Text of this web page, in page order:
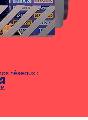
réseaux :